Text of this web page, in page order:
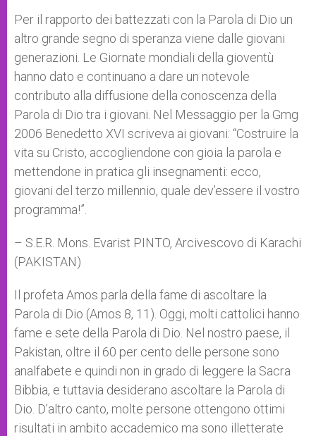
Per il rapporto dei battezzati con la Parola di Dio un
altro grande segno di speranza viene dalle giovani
generazioni. Le Giornate mondiali della gioventù
hanno dato e continuano a dare un notevole
contributo alla diffusione della conoscenza della
Parola di Dio tra i giovani. Nel Messaggio per la Gmg
2006 Benedetto XVI scriveva ai giovani: “Costruire la
vita su Cristo, accogliendone con gioia la parola e
mettendone in pratica gli insegnamenti: ecco,
giovani del terzo millennio, quale dev’essere il vostro
programma!”.
– S.E.R. Mons. Evarist PINTO, Arcivescovo di Karachi
(PAKISTAN)
Il profeta Amos parla della fame di ascoltare la
Parola di Dio (Amos 8, 11). Oggi, molti cattolici hanno
fame e sete della Parola di Dio. Nel nostro paese, il
Pakistan, oltre il 60 per cento delle persone sono
analfabete e quindi non in grado di leggere la Sacra
Bibbia, e tuttavia desiderano ascoltare la Parola di
Dio. D’altro canto, molte persone ottengono ottimi
risultati in ambito accademico ma sono illetterate